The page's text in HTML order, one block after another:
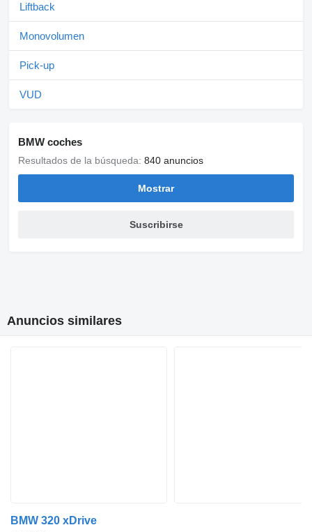
Liftback
Monovolumen
Pick-up
VUD
BMW coches
Resultados de la búsqueda: 840 anuncios
Mostrar
Suscribirse
Anuncios similares
BMW 320 xDrive